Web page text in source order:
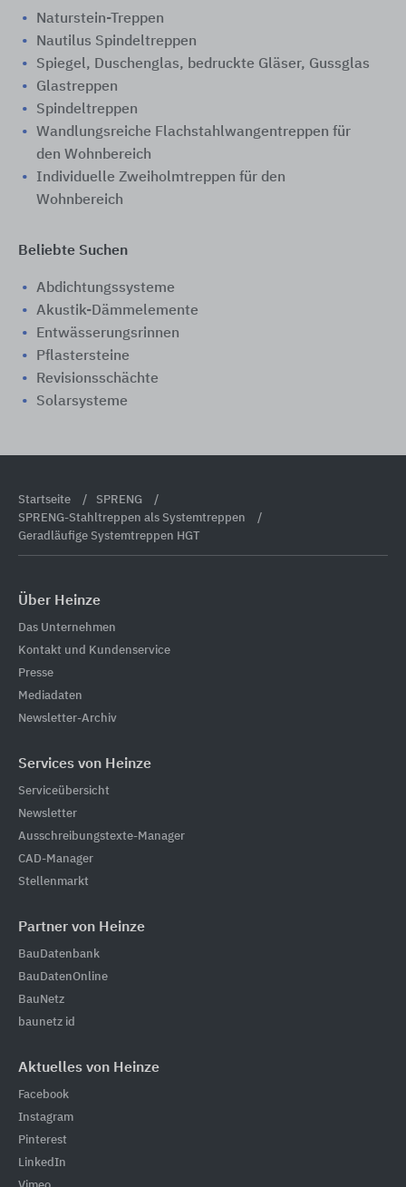
Naturstein-Treppen
Nautilus Spindeltreppen
Spiegel, Duschenglas, bedruckte Gläser, Gussglas
Glastreppen
Spindeltreppen
Wandlungsreiche Flachstahlwangentreppen für
den Wohnbereich
Individuelle Zweiholmtreppen für den
Wohnbereich
Beliebte Suchen
Abdichtungssysteme
Akustik-Dämmelemente
Entwässerungsrinnen
Pflastersteine
Revisionsschächte
Solarsysteme
Startseite
SPRENG
SPRENG-Stahltreppen als Systemtreppen
Geradläufige Systemtreppen HGT
Über Heinze
Das Unternehmen
Kontakt und Kundenservice
Presse
Mediadaten
Newsletter-Archiv
Services von Heinze
Serviceübersicht
Newsletter
Ausschreibungstexte-Manager
CAD-Manager
Stellenmarkt
Partner von Heinze
BauDatenbank
BauDatenOnline
BauNetz
baunetz id
Aktuelles von Heinze
Facebook
Instagram
Pinterest
LinkedIn